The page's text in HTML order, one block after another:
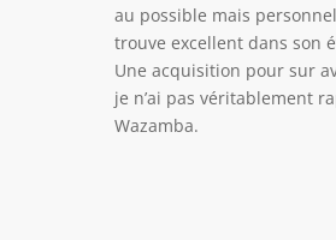
au possible mais
trouve excellent dans son
Une acquisition pour sur
je n’ai pas véritablement
Wazamba.